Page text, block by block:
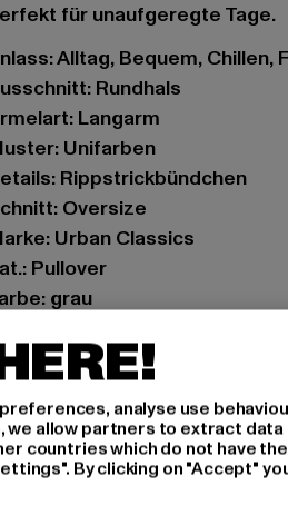
für unaufgeregte Tage.
Alltag, Bequem, Chillen,
Rundhals
Langarm
Unifarben
Rippstrickbündchen
Oversize
Urban Classics
Pullover
grau
Materialzusammensetzung:
TB6855-02946
TB International
Robert-Murjahn-Straße 7 |
analyse use
allow partners to extract data
countries which do not have
By clicking on "Accept"